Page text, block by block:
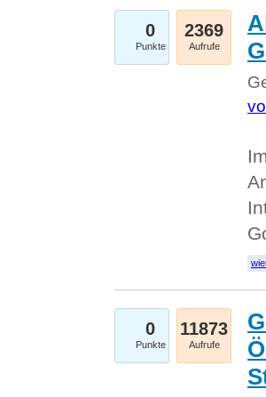
0
Punkte
2369
Aufrufe
0
Punkte
11873
Aufrufe